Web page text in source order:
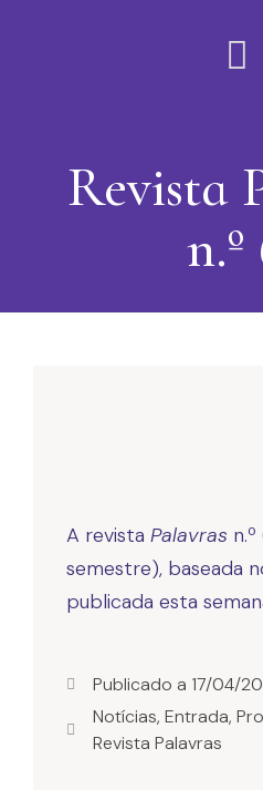
Revista
n.º
A revista Palavras
semestre), baseada
publicada esta
Publicado a 17/04/
Notícias, Entrada,
Revista Palavras